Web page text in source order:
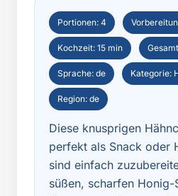
Portionen: 4
Kochzeit: 15 min
Sprache: de Kategorie:
Region: de
Diese knusprigen
perfekt als Snack oder
sind einfach
süßen, scharfen Honig-